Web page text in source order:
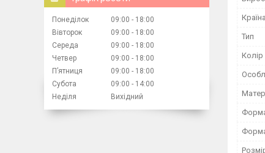
Тип
Колір
Понеділок 09:00
18:00
Вівторок
09:00
18:00
Середа
09:00
18:00
Четвер
09:00
18:00
Пʼятниця
09:00
18:00
Субота
09:00
14:00
Неділя
Вихідний